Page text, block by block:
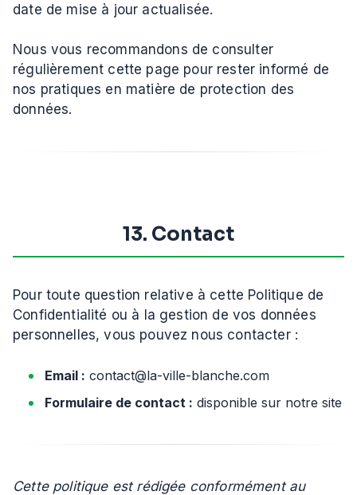
date de mise à jour actualisée.
Nous vous recommandons de consulter
régulièrement cette page pour rester informé de
nos pratiques en matière de protection des
données.
13. Contact
Pour toute question relative à cette Politique de
Confidentialité ou à la gestion de vos données
personnelles, vous pouvez nous contacter :
Email : contact@la-ville-blanche.com
Formulaire de contact : disponible sur notre site
Cette politique est rédigée conformément au